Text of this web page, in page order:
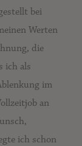
bei
Werten
die
ich als
im
an
ich schon